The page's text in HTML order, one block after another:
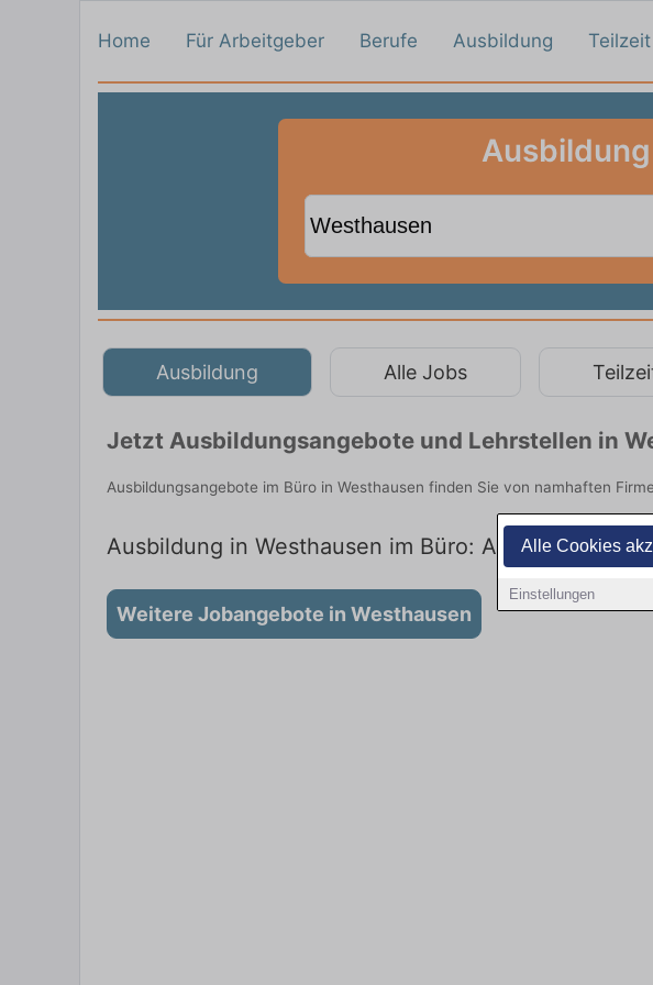
Alle Cookies
Einstellungen
Home Für Arbeitgeber Berufe Ausbildung Teilzeit
Ausbildung Alle Jobs
Jetzt Ausbildungsangebote und Lehrstellen in
Ausbildungsangebote im Büro in Westhausen finden Sie von namhaften
Ausbildung in Westhausen im Büro: Aktuell gibt es
Weitere Jobangebote in Westhausen